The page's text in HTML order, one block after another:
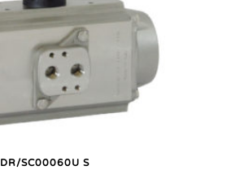
DR/SC00060U S